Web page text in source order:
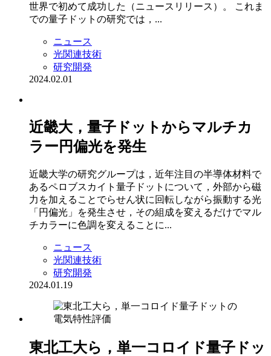
世界で初めて成功した（ニュースリリース）。 これま
での量子ドットの研究では，...
ニュース
光関連技術
研究開発
2024.02.01
近畿大，量子ドットからマルチカ
ラー円偏光を発生
近畿大学の研究グループは，近年注目の半導体材料で
あるペロブスカイト量子ドットについて，外部から磁
力を加えることでらせん状に回転しながら振動する光
「円偏光」を発生させ，その組成を変えるだけでマル
チカラーに色調を変えることに...
ニュース
光関連技術
研究開発
2024.01.19
東北工大ら，単一コロイド量子ドッ